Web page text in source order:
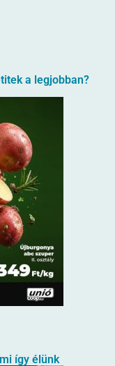
a legjobban?
így élünk